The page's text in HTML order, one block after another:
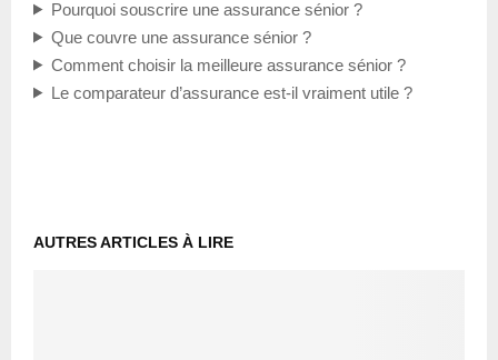
Pourquoi souscrire une assurance sénior ?
Que couvre une assurance sénior ?
Comment choisir la meilleure assurance sénior ?
Le comparateur d’assurance est-il vraiment utile ?
AUTRES ARTICLES À LIRE